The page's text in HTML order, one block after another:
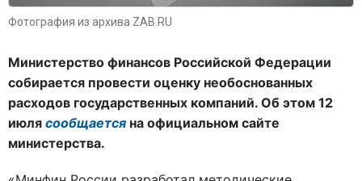
Фотография из архива ZAB.RU
Министерство финансов Российской Федерации
собирается провести оценку необоснованных
расходов государственных компаний. Об этом 12
июля сообщается на официальном сайте
министерства.